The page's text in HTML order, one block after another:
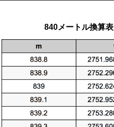
840メートル換算表